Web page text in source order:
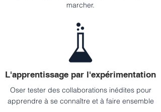
marcher.
L'apprentissage par l'expérimentation
Oser tester des collaborations inédites pour
apprendre à se connaître et à faire ensemble